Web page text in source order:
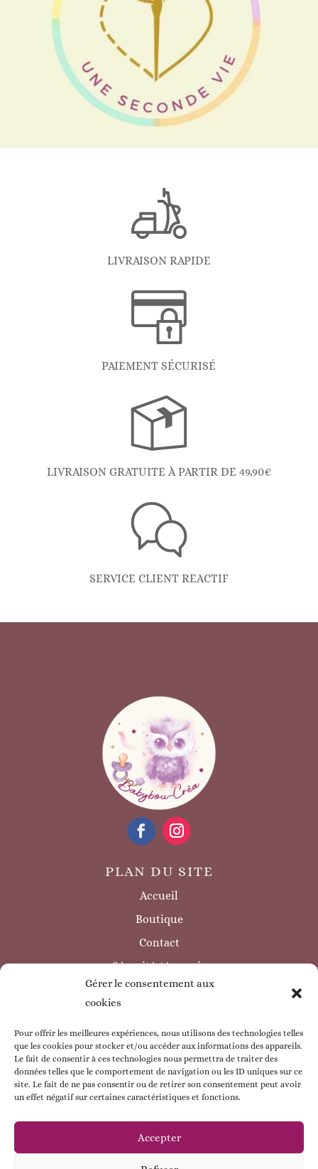
Gérer le consentement aux
cookies
Pour offrir les meilleures expériences, nous utilisons des technologies telles
que les cookies pour stocker et/ou accéder aux informations des appareils.
Le fait de consentir à ces technologies nous permettra de traiter des
données telles que le comportement de navigation ou les ID uniques sur ce
site. Le fait de ne pas consentir ou de retirer son consentement peut avoir
un effet négatif sur certaines caractéristiques et fonctions.
Accepter
LIVRAISON RAPIDE
PAIEMENT SÉCURISÉ
LIVRAISON GRATUITE À PARTIR DE 49,90€
SERVICE CLIENT REACTIF
PLAN DU SITE
Accueil
Boutique
Contact
Sécurité / à savoir
INFORMATIONS LÉGALES
Mentions légales
Politique de confidentialité
Politique de cookie
CGV
ESPACE CLIENT
Mon compte